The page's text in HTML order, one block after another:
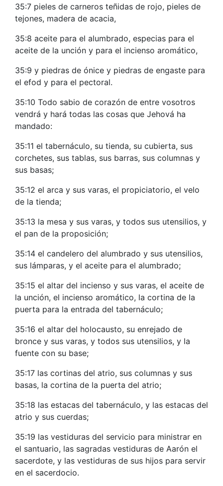
35:7 pieles de carneros teñidas de rojo, pieles de
tejones, madera de acacia,
35:8 aceite para el alumbrado, especias para el
aceite de la unción y para el incienso aromático,
35:9 y piedras de ónice y piedras de engaste para
el efod y para el pectoral.
35:10 Todo sabio de corazón de entre vosotros
vendrá y hará todas las cosas que Jehová ha
mandado:
35:11 el tabernáculo, su tienda, su cubierta, sus
corchetes, sus tablas, sus barras, sus columnas y
sus basas;
35:12 el arca y sus varas, el propiciatorio, el velo
de la tienda;
35:13 la mesa y sus varas, y todos sus utensilios, y
el pan de la proposición;
35:14 el candelero del alumbrado y sus utensilios,
sus lámparas, y el aceite para el alumbrado;
35:15 el altar del incienso y sus varas, el aceite de
la unción, el incienso aromático, la cortina de la
puerta para la entrada del tabernáculo;
35:16 el altar del holocausto, su enrejado de
bronce y sus varas, y todos sus utensilios, y la
fuente con su base;
35:17 las cortinas del atrio, sus columnas y sus
basas, la cortina de la puerta del atrio;
35:18 las estacas del tabernáculo, y las estacas del
atrio y sus cuerdas;
35:19 las vestiduras del servicio para ministrar en
el santuario, las sagradas vestiduras de Aarón el
sacerdote, y las vestiduras de sus hijos para servir
en el sacerdocio.